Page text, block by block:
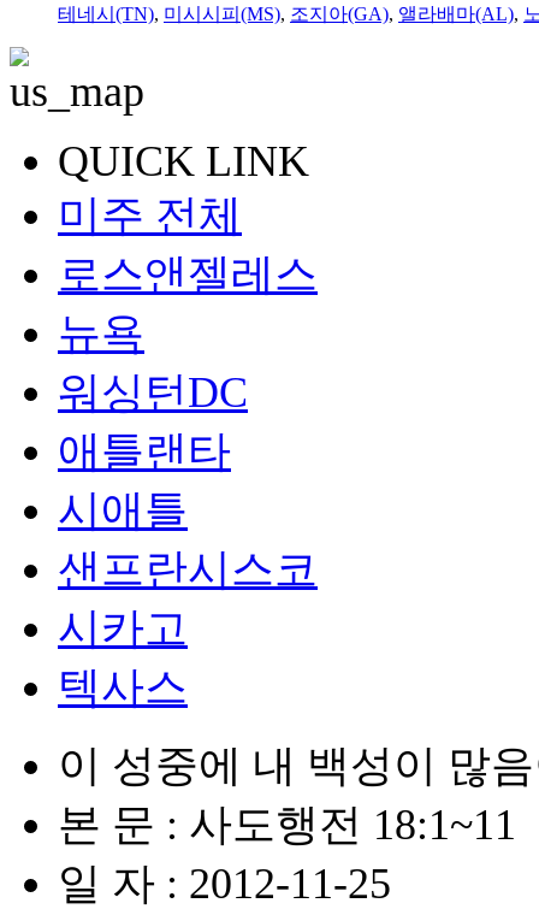
테네시(TN), 미시시피(MS), 조지아(GA), 앨라배마(AL),
QUICK LINK
미주 전체
로스앤젤레스
뉴욕
워싱턴DC
애틀랜타
시애틀
샌프란시스코
시카고
텍사스
이 성중에 내 백성이 많
본 문 : 사도행전 18:1~11
일 자 : 2012-11-25